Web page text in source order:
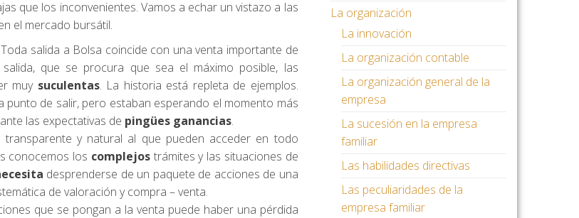
que los inconvenientes. Vamos a echar un vistazo a las
el mercado bursátil.
salida a Bolsa coincide con una venta importante de
que se procura que sea el máximo posible, las
muy suculentas. La historia está repleta de ejemplos.
punto de salir, pero estaban esperando el momento más
las expectativas de pingües ganancias.
transparente y natural al que pueden acceder en todo
conocemos los complejostrámites y las situaciones de
desprenderse de un paquete de acciones de una
de valoración y compra – venta.
que se pongan a la venta puede haber una pérdida
La organización
La innovación
La organización contable
La organización general de la
empresa
La sucesión en la empresa
familiar
Las habilidades directivas
Las peculiaridades de la
empresa familiar